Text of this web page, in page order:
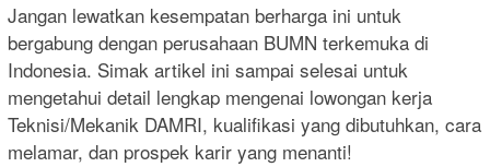
Jangan lewatkan kesempatan berharga ini untuk
bergabung dengan perusahaan BUMN terkemuka di
Indonesia. Simak artikel ini sampai selesai untuk
mengetahui detail lengkap mengenai lowongan kerja
Teknisi/Mekanik DAMRI, kualifikasi yang dibutuhkan, cara
melamar, dan prospek karir yang menanti!